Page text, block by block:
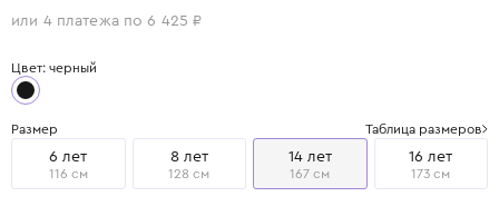
или 4 платежа по 6 425 ₽
Цвет: черный
Размер Таблица размеров
6 лет
116 см
8 лет
128 см
14 лет
167 см
16 лет
173 см